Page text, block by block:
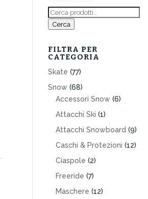
Cerca:
Cerca
FILTRA PER
CATEGORIA
Skate (77)
Snow (68)
Accessori Snow (6)
Attacchi Ski (1)
Attacchi Snowboard (9)
Caschi & Protezioni (12)
Ciaspole (2)
Freeride (7)
Maschere (12)